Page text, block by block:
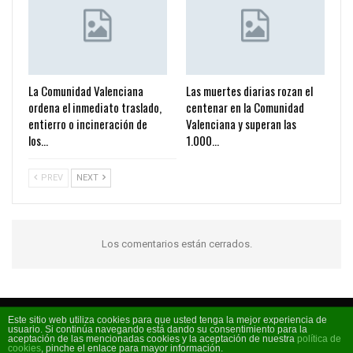
La Comunidad Valenciana
ordena el inmediato traslado,
entierro o incineración de
los…
Las muertes diarias rozan el
centenar en la Comunidad
Valenciana y superan las
1.000…
PREV NEXT
Los comentarios están cerrados.
Código FM 2026 - La radio de moda
Este sitio web utiliza cookies para que usted tenga la mejor experiencia de
usuario. Si continúa navegando está dando su consentimiento para la
aceptación de las mencionadas cookies y la aceptación de nuestra política de
cookies, pinche el enlace para mayor información.